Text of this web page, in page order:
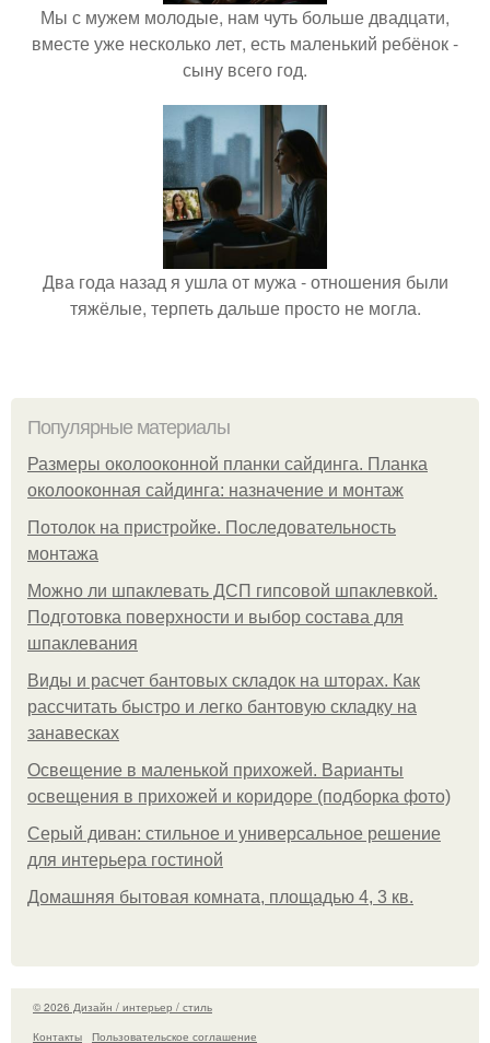
Мы с мужем молодые, нам чуть больше двадцати,
вместе уже несколько лет, есть маленький ребёнок -
сыну всего год.
Два года назад я ушла от мужа - отношения были
тяжёлые, терпеть дальше просто не могла.
Популярные материалы
Размеры околооконной планки сайдинга. Планка
околооконная сайдинга: назначение и монтаж
Потолок на пристройке. Последовательность
монтажа
Можно ли шпаклевать ДСП гипсовой шпаклевкой.
Подготовка поверхности и выбор состава для
шпаклевания
Виды и расчет бантовых складок на шторах. Как
рассчитать быстро и легко бантовую складку на
занавесках
Освещение в маленькой прихожей. Варианты
освещения в прихожей и коридоре (подборка фото)
Серый диван: стильное и универсальное решение
для интерьера гостиной
Домашняя бытовая комната, площадью 4, 3 кв.
© 2026 Дизайн / интерьер / стиль
Контакты
Пользовательское соглашение